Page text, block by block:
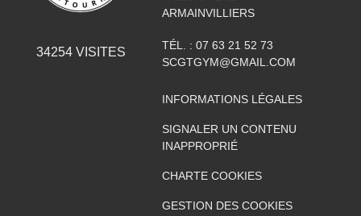
34254VISITES
ARMAINVILLIERS
TÉL. : 07 63 21 52 73
SCGTGYM@GMAIL.COM
INFORMATIONS LÉGALES
SIGNALER UN CONTENU
INAPPROPRIÉ
CHARTE COOKIES
GESTION DES COOKIES